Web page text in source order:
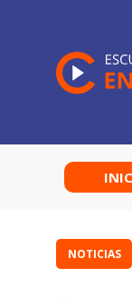
NOTICIAS